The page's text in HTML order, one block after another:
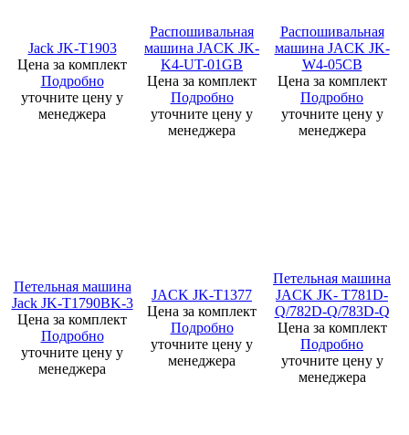
Jack JK-T1903
Цена за комплект
Подробно
уточните цену у
менеджера
Распошивальная
машина JACK JK-
K4-UT-01GB
Цена за комплект
Подробно
уточните цену у
менеджера
Распошивальная
машина JACK JK-
W4-05CB
Цена за комплект
Подробно
уточните цену у
менеджера
Петельная машина
Jack JK-T1790ВK-3
Цена за комплект
Подробно
уточните цену у
менеджера
JACK JK-T1377
Цена за комплект
Подробно
уточните цену у
менеджера
Петельная машина
JACK JK- T781D-
Q/782D-Q/783D-Q
Цена за комплект
Подробно
уточните цену у
менеджера